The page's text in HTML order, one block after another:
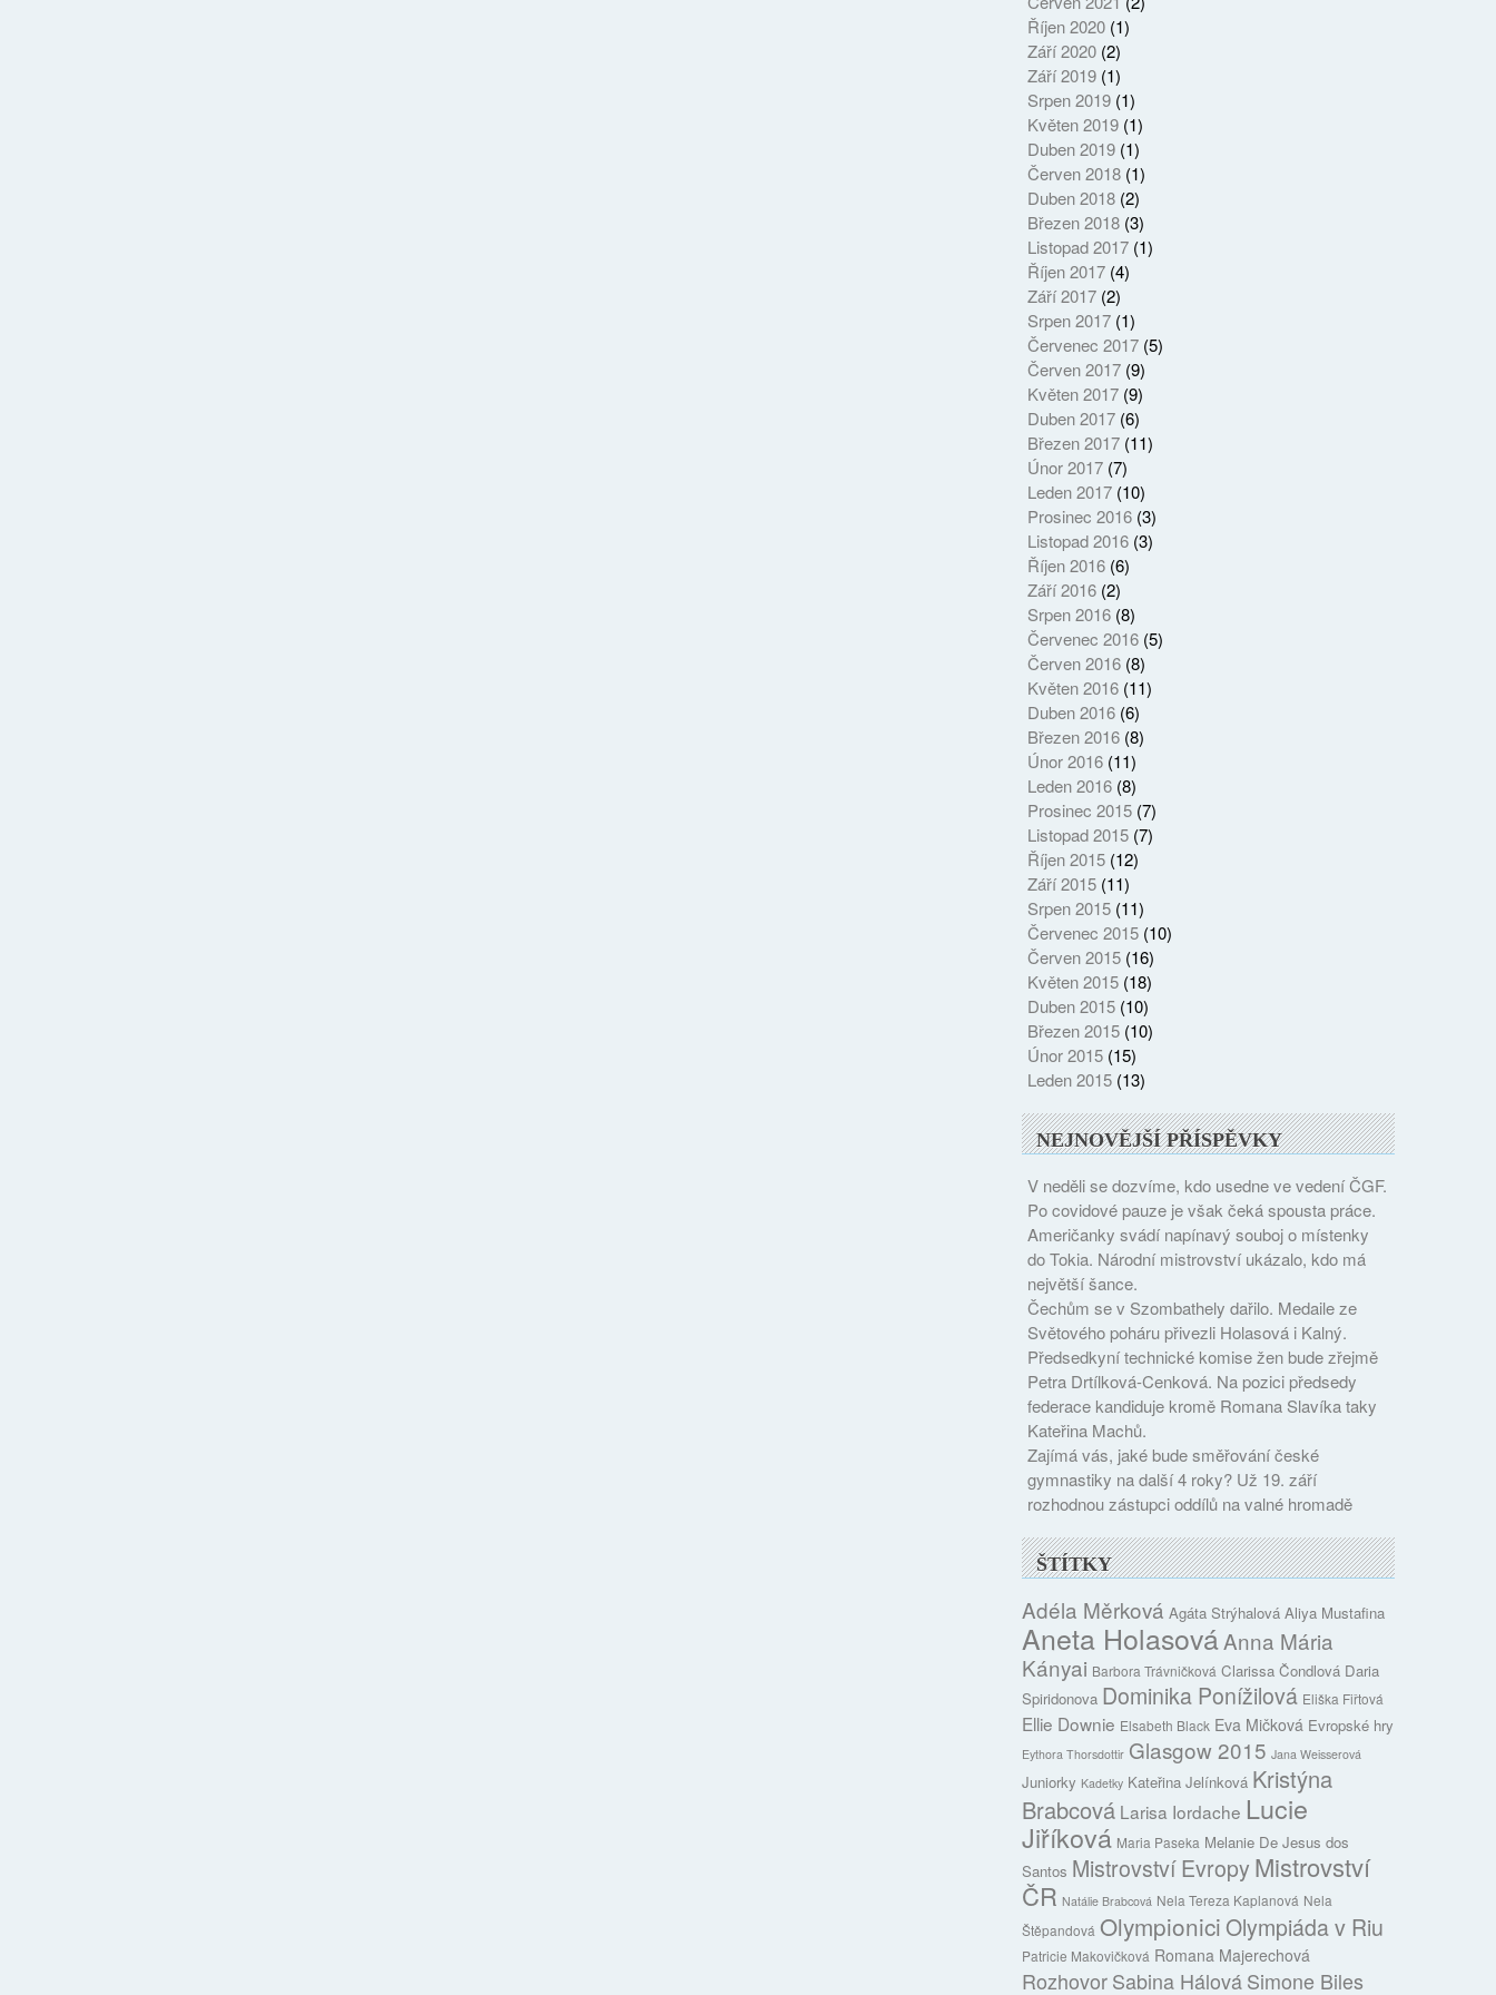
Říjen 2020(1)
Září 2020(2)
Září 2019(1)
Srpen 2019(1)
Květen 2019(1)
Duben 2019(1)
Červen 2018(1)
Duben 2018(2)
Březen 2018(3)
Listopad 2017(1)
Říjen 2017(4)
Září 2017(2)
Srpen 2017(1)
Červenec 2017(5)
Červen 2017(9)
Květen 2017(9)
Duben 2017(6)
Březen 2017(11)
Únor 2017(7)
Leden 2017(10)
Prosinec 2016(3)
Listopad 2016(3)
Říjen 2016(6)
Září 2016(2)
Srpen 2016(8)
Červenec 2016(5)
Červen 2016(8)
Květen 2016(11)
Duben 2016(6)
Březen 2016(8)
Únor 2016(11)
Leden 2016(8)
Prosinec 2015(7)
Listopad 2015(7)
Říjen 2015(12)
Září 2015(11)
Srpen 2015(11)
Červenec 2015(10)
Červen 2015(16)
Květen 2015(18)
Duben 2015(10)
Březen 2015(10)
Únor 2015(15)
Leden 2015(13)
NEJNOVĚJŠÍ PŘÍSPĚVKY
V neděli se dozvíme, kdo usedne ve vedení ČGF.
Po covidové pauze je však čeká spousta práce.
Američanky svádí napínavý souboj o místenky
do Tokia. Národní mistrovství ukázalo, kdo má
největší šance.
Čechům se v Szombathely dařilo. Medaile ze
Světového poháru přivezli Holasová i Kalný.
Předsedkyní technické komise žen bude zřejmě
Petra Drtílková-Cenková. Na pozici předsedy
federace kandiduje kromě Romana Slavíka taky
Kateřina Machů.
Zajímá vás, jaké bude směřování české
gymnastiky na další 4 roky? Už 19. září
rozhodnou zástupci oddílů na valné hromadě
ŠTÍTKY
Adéla Měrková Agáta Strýhalová Aliya Mustafina
Aneta HolasováAnna Mária
Kányai Barbora Trávničková Clarissa Čondlová Daria
Spiridonova Dominika Ponížilová Eliška Fiřtová
Ellie Downie Elsabeth Black Eva Mičková Evropské hry
Eythora Thorsdottir Glasgow 2015 Jana Weisserová
Juniorky Kadetky Kateřina Jelínková Kristýna
Brabcová Larisa Iordache Lucie
Jiříková Maria Paseka Melanie De Jesus dos
Santos Mistrovství Evropy Mistrovství
ČR Natálie Brabcová Nela Tereza Kaplanová Nela
Štěpandová OlympioniciOlympiáda v Riu
Patricie Makovičková Romana Majerechová
RozhovorSabina HálováSimone Biles